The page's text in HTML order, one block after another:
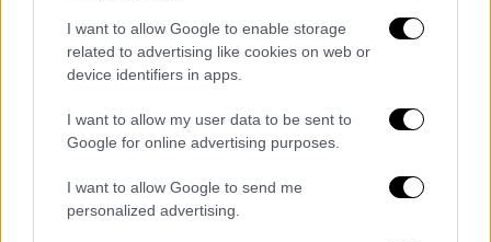
I want to allow Google to enable storage
related to advertising like cookies on web or
device identifiers in apps.
I want to allow my user data to be sent to
Google for online advertising purposes.
I want to allow Google to send me
personalized advertising.
Για τα ακριβή αίτια του δυστυχήματος
Αστυνομικό Τμήμα Αλεξάνδρειας.
Τα σχολιά σας δημοσιεύονται άμεσα με δική σας ευθύνη. Το